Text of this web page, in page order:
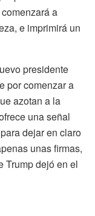
a
e imprimirá un
presidente
por comenzar a
azotan a la
una señal
dejar en claro
unas firmas,
Trump dejó en el